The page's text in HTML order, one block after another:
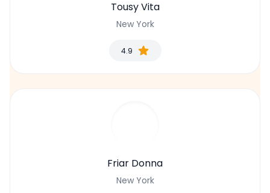
Tousy Vita
New York
4.9
Friar Donna
New York